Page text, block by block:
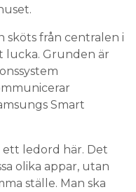
sköts från centralen i
lucka. Grunden är
Smart
ledord här. Det
olika appar, utan
ställe. Man ska